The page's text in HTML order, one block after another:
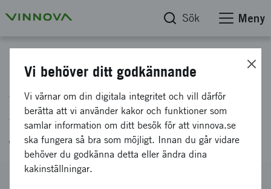
Sök Meny
Anpassad Fordonsäkerhet för
Alla: Teknisk Innovation för
Jämlik Skyddseffektivitet
Vi behöver ditt godkännande
Vi värnar om din digitala integritet och vill därför
berätta att vi använder kakor och funktioner som
samlar information om ditt besök för att vinnova.se
ska fungera så bra som möjligt. Innan du går vidare
behöver du godkänna detta eller ändra dina
kakinställningar.